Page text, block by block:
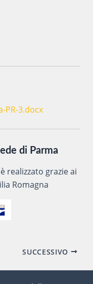
PR-3.docx
di Parma
realizzato grazie ai
Romagna
SUCCESSIVO